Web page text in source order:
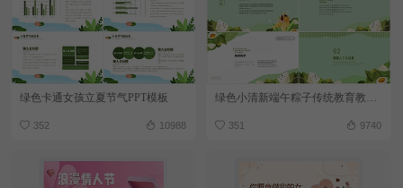
绿色卡通女孩立夏节气PPT模板
352 10988
绿色小清新端午粽子传统教育教学PPT模板
351 9740